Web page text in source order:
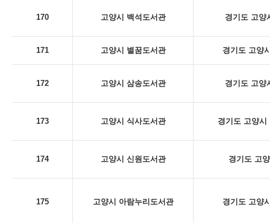
170 고양시 백석도서관 경기도 고양
171 고양시 별꿈도서관 경기도 고양
172 고양시 삼송도서관 경기도 고양
173 고양시 식사도서관 경기도 고양시
174 고양시 신원도서관 경기도 고
175 고양시 아람누리도서관 경기도 고양